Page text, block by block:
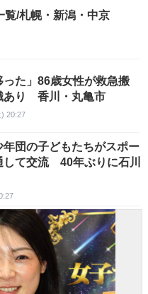
覧/札幌・新潟・中京
った」86歳女性が救急搬
り 香川・丸亀市
20:27
団の子どもたちがスポー
して交流 40年ぶりに石川